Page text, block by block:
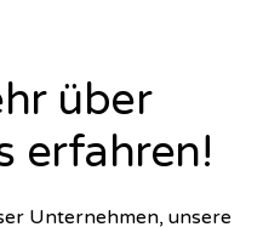
über
erfahren!
Unternehmen, unsere